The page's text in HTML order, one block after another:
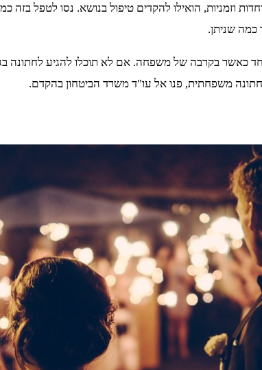
וזמניות, הואילו להקדים טיפול בנושא. נסו לטפל
כמה שניתן.
כאשר בקרבה של משפחה. אם לא תוכלו להגיע
משפחתית, פנו אל עו"ד משרד הביטחון בהקדם.